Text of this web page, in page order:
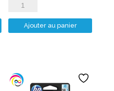
quantité
de
HP_920XLY
Ajouter au panier